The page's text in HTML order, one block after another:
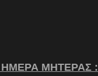
ΜΗΤΕΡΑΣ :